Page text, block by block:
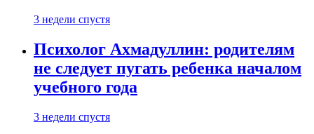
3 недели спустя
Психолог Ахмадуллин: родителям
не следует пугать ребенка началом
учебного года
3 недели спустя